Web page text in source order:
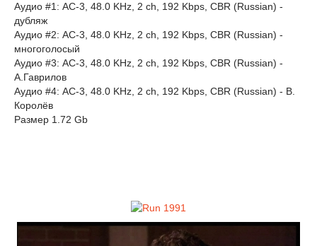
Аудио #1: AC-3, 48.0 KHz, 2 ch, 192 Kbps, CBR (Russian) -
дубляж
Аудио #2: AC-3, 48.0 KHz, 2 ch, 192 Kbps, CBR (Russian) -
многоголосый
Аудио #3: AC-3, 48.0 KHz, 2 ch, 192 Kbps, CBR (Russian) -
А.Гаврилов
Аудио #4: AC-3, 48.0 KHz, 2 ch, 192 Kbps, CBR (Russian) - В.
Королёв
Размер 1.72 Gb